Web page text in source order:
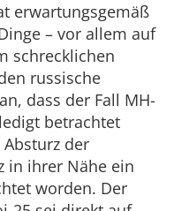
erwartungsgemäß
– vor allem auf
schrecklichen
russische
dass der Fall MH-
betrachtet
der
in ihrer Nähe ein
worden. Der